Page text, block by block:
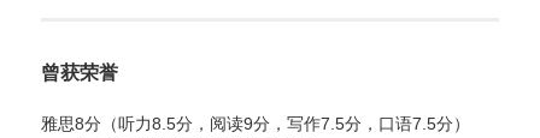
曾获荣誉
雅思8分（听力8.5分，阅读9分，写作7.5分，口语7.5分）